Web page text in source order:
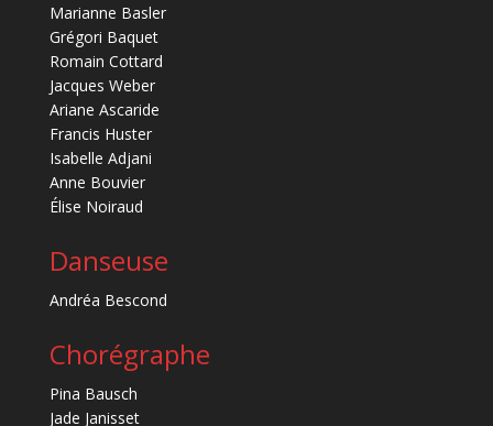
Marianne Basler
Grégori Baquet
Romain Cottard
Jacques Weber
Ariane Ascaride
Francis Huster
Isabelle Adjani
Anne Bouvier
Élise Noiraud
Danseuse
Andréa Bescond
Chorégraphe
Pina Bausch
Jade Janisset